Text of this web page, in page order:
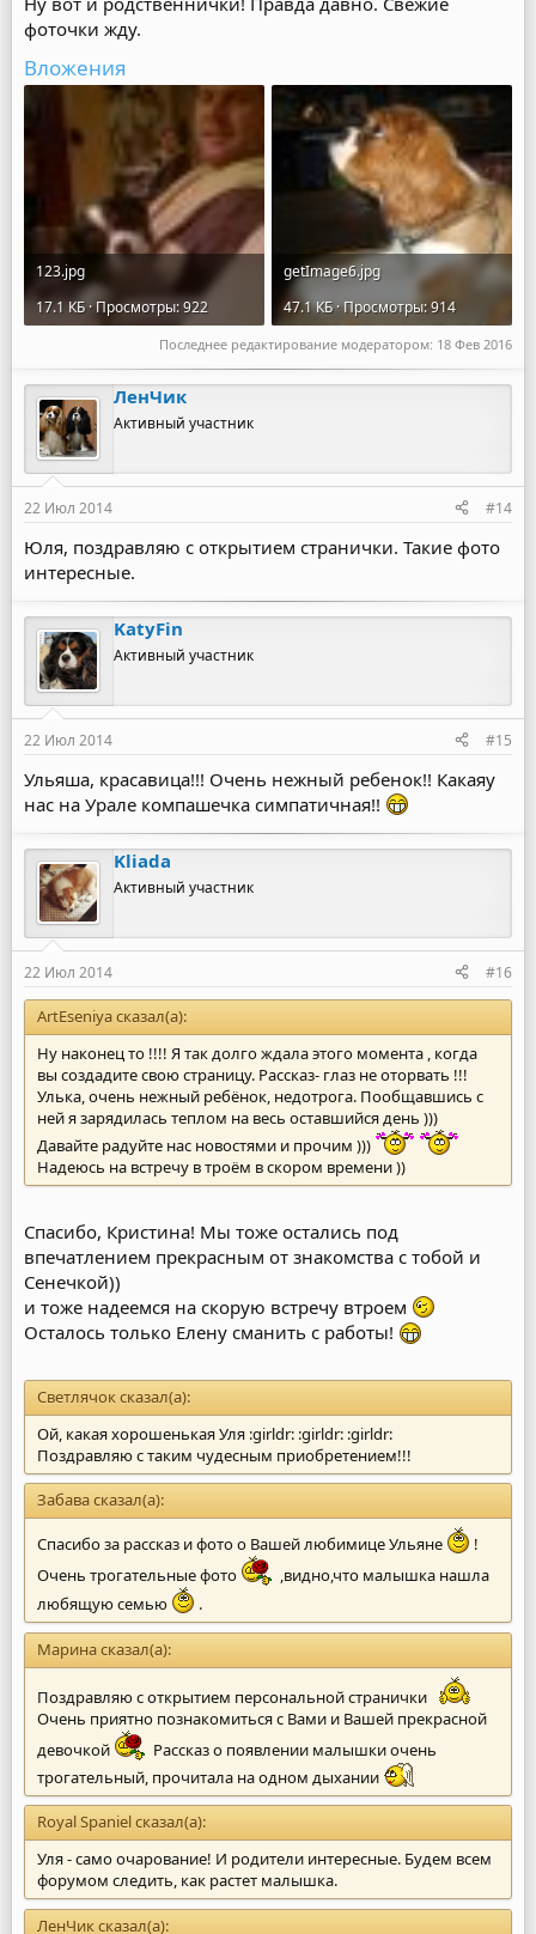
фоточки жду.
Вложения
123.jpg
17.1 КБ · Просмотры: 922
getImage6.jpg
47.1 КБ · Просмотры: 914
Последнее редактирование модератором: 18 Фев 2016
ЛенЧик
Активный участник
22 Июл 2014 #14
Юля, поздравляю с открытием странички. Такие фото
интересные.
KatyFin
Активный участник
22 Июл 2014 #15
Ульяша, красавица!!! Очень нежный ребенок!! Какаяу
нас на Урале компашечка симпатичная!!
Kliada
Активный участник
22 Июл 2014 #16
ArtEseniya сказал(а):
Ну наконец то !!!! Я так долго ждала этого момента , когда
вы создадите свою страницу. Рассказ- глаз не оторвать !!!
Улька, очень нежный ребёнок, недотрога. Пообщавшись с
ней я зарядилась теплом на весь оставшийся день )))
Давайте радуйте нас новостями и прочим )))
Надеюсь на встречу в троём в скором времени ))
Спасибо, Кристина! Мы тоже остались под
впечатлением прекрасным от знакомства с тобой и
Сенечкой))
и тоже надеемся на скорую встречу втроем
Осталось только Елену сманить с работы!
Светлячок сказал(а):
Ой, какая хорошенькая Уля :girldr: :girldr: :girldr:
Поздравляю с таким чудесным приобретением!!!
Забава сказал(а):
Спасибо за рассказ и фото о Вашей любимице Ульяне
!
Очень трогательные фото
,видно,что малышка нашла
любящую семью
.
Марина сказал(а):
Поздравляю с открытием персональной странички
Очень приятно познакомиться с Вами и Вашей прекрасной
девочкой
Рассказ о появлении малышки очень
трогательный, прочитала на одном дыхании
Royal Spaniel сказал(а):
Уля - само очарование! И родители интересные. Будем всем
форумом следить, как растет малышка.
ЛенЧик сказал(а):